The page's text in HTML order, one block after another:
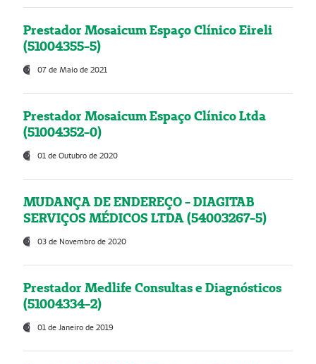
Prestador Mosaicum Espaço Clínico Eireli
(51004355-5)
07 de Maio de 2021
Prestador Mosaicum Espaço Clínico Ltda
(51004352-0)
01 de Outubro de 2020
MUDANÇA DE ENDEREÇO - DIAGITAB
SERVIÇOS MÉDICOS LTDA (54003267-5)
03 de Novembro de 2020
Prestador Medlife Consultas e Diagnósticos
(51004334-2)
01 de Janeiro de 2019